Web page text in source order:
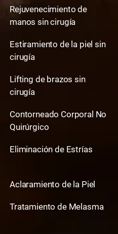
Rejuvenecimiento de
manos sin cirugía
Estiramiento de la piel sin
cirugía
Lifting de brazos sin
cirugía
Contorneado Corporal No
Quirúrgico
Eliminación de Estrías
Aclaramiento de la Piel
Tratamiento de Melasma